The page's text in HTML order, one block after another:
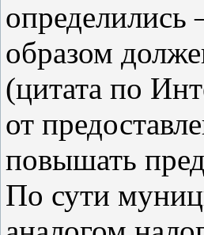
определились
образом
(цитата по
от
повышать
По сути